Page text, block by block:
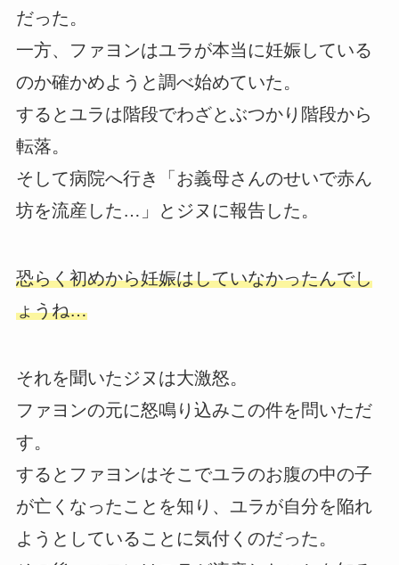
だった。
一方、ファヨンはユラが本当に妊娠している
のか確かめようと調べ始めていた。
するとユラは階段でわざとぶつかり階段から
転落。
そして病院へ行き「お義母さんのせいで赤ん
坊を流産した…」とジヌに報告した。
恐らく初めから妊娠はしていなかったんでし
ょうね…
それを聞いたジヌは大激怒。
ファヨンの元に怒鳴り込みこの件を問いただ
す。
するとファヨンはそこでユラのお腹の中の子
が亡くなったことを知り、ユラが自分を陥れ
ようとしていることに気付くのだった。